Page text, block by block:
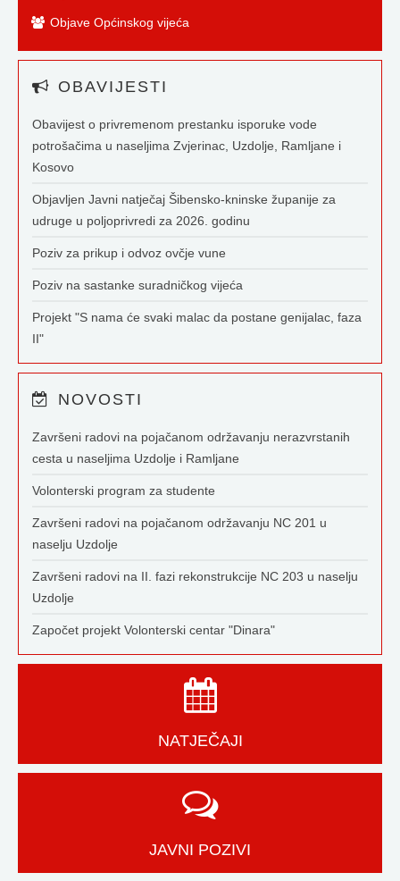
Objave Općinskog vijeća
OBAVIJESTI
Obavijest o privremenom prestanku isporuke vode
potrošačima u naseljima Zvjerinac, Uzdolje, Ramljane i
Kosovo
Objavljen Javni natječaj Šibensko-kninske županije za
udruge u poljoprivredi za 2026. godinu
Poziv za prikup i odvoz ovčje vune
Poziv na sastanke suradničkog vijeća
Projekt "S nama će svaki malac da postane genijalac, faza
II"
NOVOSTI
Završeni radovi na pojačanom održavanju nerazvrstanih
cesta u naseljima Uzdolje i Ramljane
Volonterski program za studente
Završeni radovi na pojačanom održavanju NC 201 u
naselju Uzdolje
Završeni radovi na II. fazi rekonstrukcije NC 203 u naselju
Uzdolje
Započet projekt Volonterski centar "Dinara"
NATJEČAJI
JAVNI POZIVI